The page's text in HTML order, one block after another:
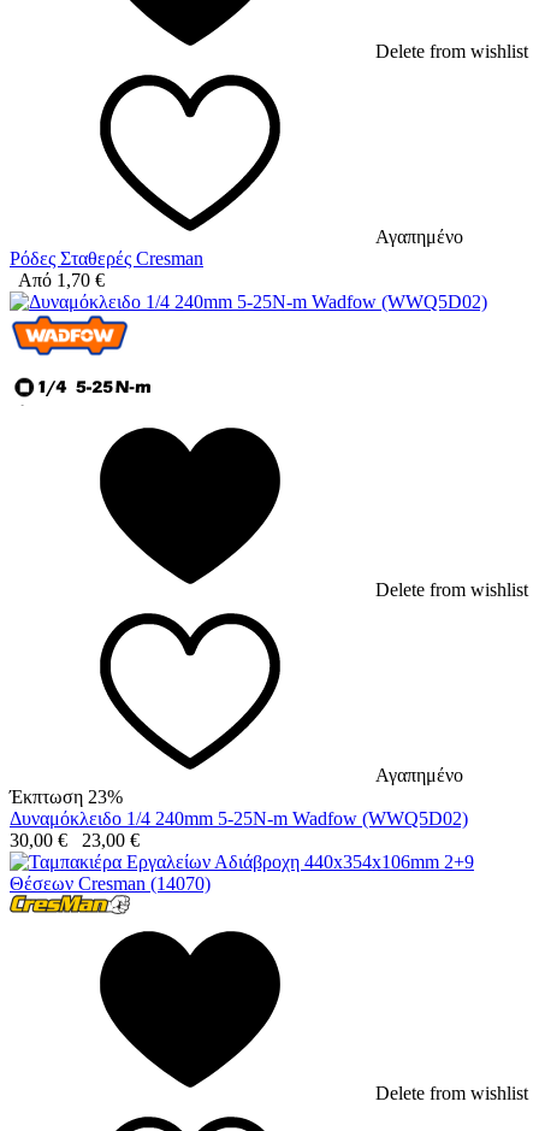
Delete from wishlist
Αγαπημένο
Ρόδες Σταθερές Cresman
Από 1,70 €
Delete from wishlist
Αγαπημένο
Έκπτωση 23%
Δυναμόκλειδο 1/4 240mm 5-25N-m Wadfow (WWQ5D02)
30,00 € 23,00 €
Delete from wishlist